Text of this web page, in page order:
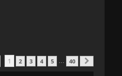
Strona 1Z 40
1 2 3 4 5 … 40